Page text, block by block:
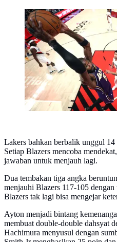
Center Lakers Deandre
melawan Blazers di
Lakers bahkan berbalik unggul
Setiap Blazers mencoba
jawaban untuk menjauh lagi.
Dua tembakan tiga angka
menjauhi Blazers 117-105
Blazers tak lagi bisa mengejar
Ayton menjadi bintang
membuat double-double dahsyat
Hachimura menyusul dengan